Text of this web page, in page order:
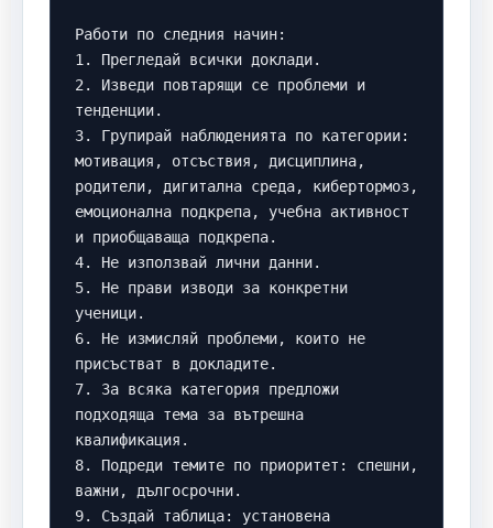
Работи по следния начин:
1. Прегледай всички доклади.
2. Изведи повтарящи се проблеми и
тенденции.
3. Групирай наблюденията по категории:
мотивация, отсъствия, дисциплина,
родители, дигитална среда, кибертормоз,
емоционална подкрепа, учебна активност
и приобщаваща подкрепа.
4. Не използвай лични данни.
5. Не прави изводи за конкретни
ученици.
6. Не измисляй проблеми, които не
присъстват в докладите.
7. За всяка категория предложи
подходяща тема за вътрешна
квалификация.
8. Подреди темите по приоритет: спешни,
важни, дългосрочни.
9. Създай таблица: установена